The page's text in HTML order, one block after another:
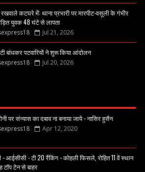
कटघरे में: थाना प्रभारी पर मारपीट-वसूली के गंभीर
युवक 48 घंटे से लापता
Jul 21, 2026
बांधकर पटवारियों ने शुरू किया आंदोलन
Jul 20, 2026
पर संन्यास का दबाव ना बनाया जाये - नासिर हुसैन
Apr 12, 2020
- आईसीसी - टी 20 रैंकिंग - कोहली फिसले, रोहित 11 वें स्थान
टॉप टेन से बाहर